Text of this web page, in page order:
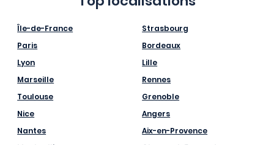
Île-de-France
Paris
Lyon
Marseille
Toulouse
Nice
Nantes
Strasbourg
Bordeaux
Lille
Rennes
Grenoble
Angers
Aix-en-Provence